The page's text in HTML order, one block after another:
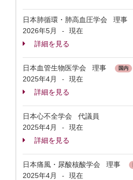
日本肺循環・肺高血圧学会 理事
2026年5月 -
現在
詳細を見る
日本血管生物医学会 理事 国内
2025年4月 -
現在
詳細を見る
日本心不全学会 代議員
2025年4月
-
現在
詳細を見る
日本痛風・尿酸核酸学会 理事
2025年4月 -
現在